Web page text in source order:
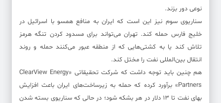
نوعی دور بزند.
سناریوی سوم نیز این است که ایران به منافع همسو با اسرائیل در
خلیج فارس حمله کند. تهران می‌تواند برای مسدود کردن تنگه هرمز
تلاش کند یا به کشتی‌هایی که از منطقه عبور می‌کنند حمله و روند
انتقال بین‌المللی نفت را مختل کند.
هم چنین باید توجه داشت که شرکت تحقیقاتی «ClearView Energy
Partners» برآورد کرده که حمله به زیرساخت‌های ایران باعث افزایش
بهای نفت تا ۱۳ دلار در هر بشکه شود؛ در حالی که سناریوی بسته شدن